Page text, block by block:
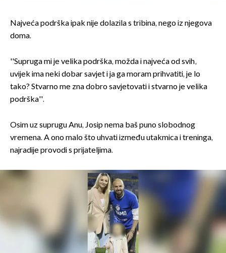
Najveća podrška ipak nije dolazila s tribina, nego iz njegova
doma.
''Supruga mi je velika podrška, možda i najveća od svih,
uvijek ima neki dobar savjet i ja ga moram prihvatiti, je lo
tako? Stvarno me zna dobro savjetovati i stvarno je velika
podrška''.
Osim uz suprugu Anu, Josip nema baš puno slobodnog
vremena. A ono malo što uhvati između utakmica i treninga,
najradije provodi s prijateljima.